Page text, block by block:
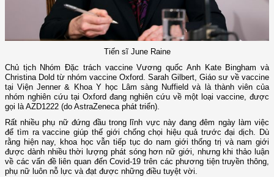
Tiến sĩ June Raine
Chủ tịch Nhóm Đặc trách vaccine Vương quốc Anh Kate Bingham và
Christina Dold từ nhóm vaccine Oxford. Sarah Gilbert, Giáo sư về vaccine
tại Viện Jenner & Khoa Y học Lâm sàng Nuffield và là thành viên của
nhóm nghiên cứu tại Oxford đang nghiên cứu về một loại vaccine, được
gọi là AZD1222 (do AstraZeneca phát triển).
Rất nhiều phụ nữ đứng đầu trong lĩnh vực này đang đêm ngày làm việc
để tìm ra vaccine giúp thế giới chống chọi hiệu quả trước đại dịch. Dù
rằng hiện nay, khoa học vẫn tiếp tục do nam giới thống trị và nam giới
được dành nhiều thời lượng phát sóng hơn nữ giới, nhưng khi thảo luận
về các vấn đề liên quan đến Covid-19 trên các phương tiện truyền thông,
phụ nữ luôn nỗ lực và đạt được những điều tuyệt vời.